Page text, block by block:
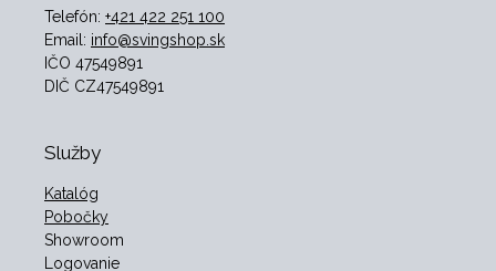
Telefón: +421 422 251 100
Email: info@svingshop.sk
IČO 47549891
DIČ CZ47549891
Služby
Katalóg
Pobočky
Showroom
Logovanie